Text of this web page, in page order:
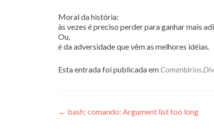
Moral da história:
às vezes é preciso perder para ganhar mais
Ou,
é da adversidade que vêm as melhores idéias.
Esta entrada foi publicada em
Navegação
← bash: comando: Argument list too long